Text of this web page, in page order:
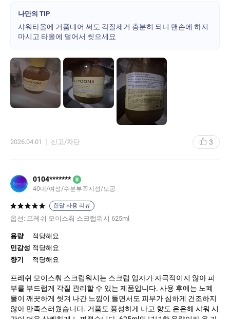
나만의 TIP
샤워타올에 거품내어 써도 각질제거 충분히 되니 맨손에 하지
마시고 타올에 덜어서 씻으세요
2026.04.01 신고/차단 3
0104******* B
40대 여성 수분부족지성 모공
한달 사용 리뷰
옵션: 프레쉬 모이스춰 스크럽워시 625ml
용량
적당해요
민감성 적당해요
향기
적당해요
프레쉬 모이스춰 스크럽워시는 스크럽 입자가 자극적이지 않아 피
부를 부드럽게 각질 관리할 수 있는 제품입니다. 사용 후에는 노폐
물이 깨끗하게 씻겨 나간 느낌이 들면서도 피부가 심하게 건조하지
않아 만족스러웠습니다. 거품도 풍성하게 나고 향도 은은해 샤워 시